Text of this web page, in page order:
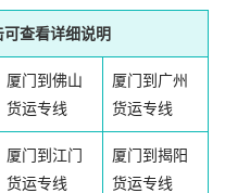
查看详细说明
厦门到佛山
货运专线
厦门到广州
货运专线
厦门到江门
货运专线
厦门到揭阳
货运专线